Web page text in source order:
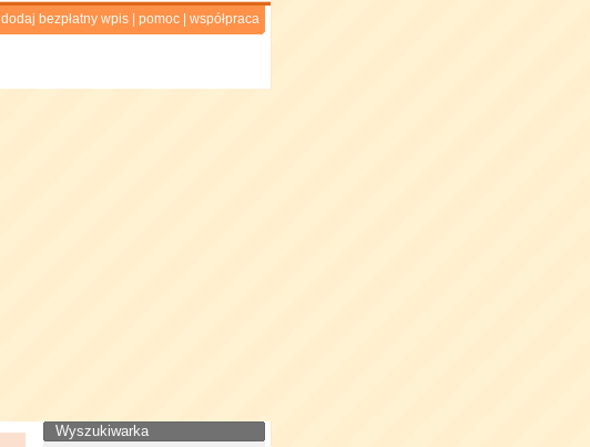
dodaj bezpłatny wpis pomoc współpraca
Wyszukiwarka